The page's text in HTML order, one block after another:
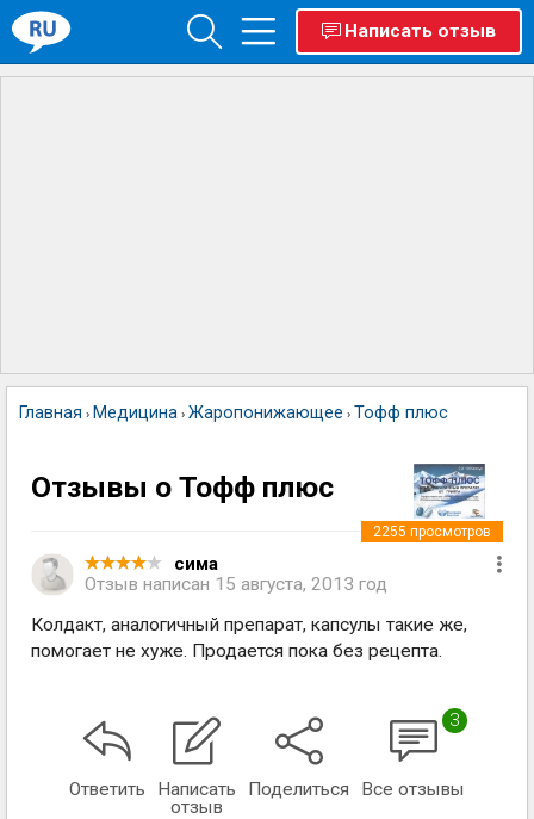
Написать отзыв
Главная › Медицина › Жаропонижающее › Тофф плюс
Отзывы о Тофф плюс
сима
Отзыв написан 15 августа, 2013 год
2255 просмотров
Колдакт, аналогичный препарат, капсулы такие же,
помогает не хуже. Продается пока без рецепта.
Ответить
Написать
отзыв
Поделиться
3
Все отзывы